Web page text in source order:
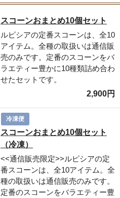
スコーンおまとめ10個セット
ルピシアの定番スコーンは、全10
アイテム。全種の取扱いは通信販
売のみです。定番のスコーンをバ
ラエティー豊かに10種類詰め合わ
せたセットです。
2,900円
冷凍便
スコーンおまとめ10個セット
（冷凍）
<<通信販売限定>>ルピシアの定
番スコーンは、全10アイテム。全
種の取扱いは通信販売のみです。
定番のスコーンをバラエティー豊